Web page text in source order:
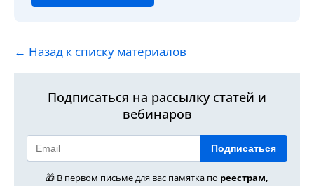
← Назад к списку материалов
Подписаться на рассылку статей и
вебинаров
Подписаться
🎁 В первом письме для вас памятка по реестрам,